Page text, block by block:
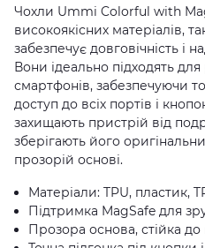
Чохли Ummi Colorful with
високоякісних матеріалів,
забезпечує довговічність і
Вони ідеально підходять
смартфонів, забезпечуючи
доступ до всіх портів і
захищають пристрій від
зберігають його
прозорій основі.
Матеріали: TPU, пластик,
Підтримка MagSafe для
Прозора основа, стійка до